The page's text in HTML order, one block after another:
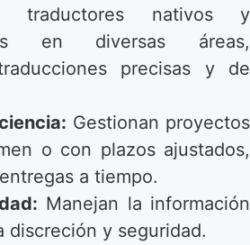
traductores nativos y
en diversas áreas,
precisas y de
Gestionan proyectos
o con plazos ajustados,
a tiempo.
Manejan la información
discreción y seguridad.